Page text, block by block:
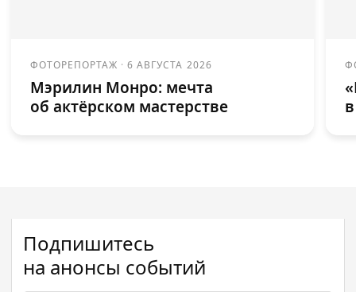
ФОТОРЕПОРТАЖ ·6 АВГУСТА 2026
Мэрилин Монро: мечта
об актёрском мастерстве
Подпишитесь
на анонсы событий